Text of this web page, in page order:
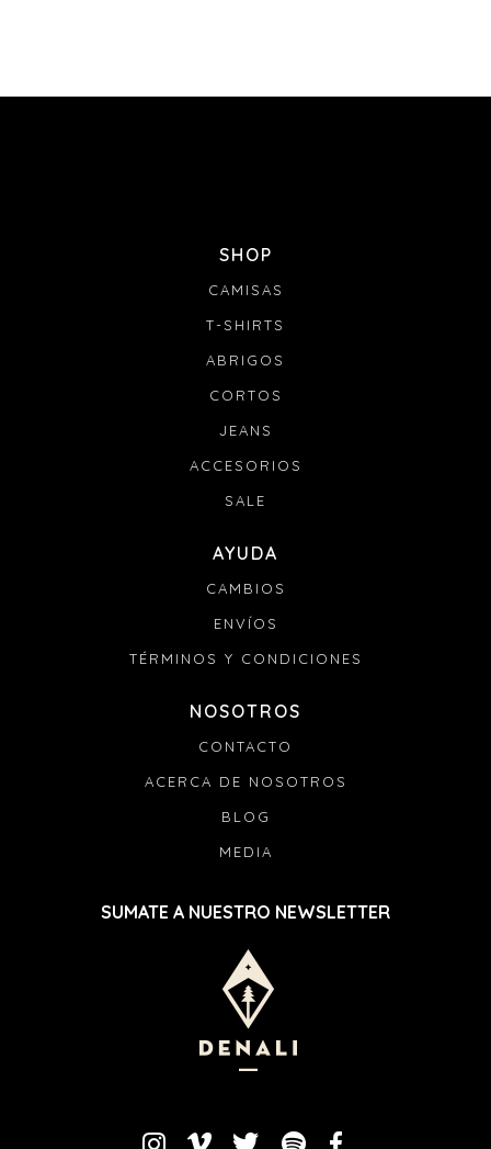
SHOP
CAMISAS
T-SHIRTS
ABRIGOS
CORTOS
JEANS
ACCESORIOS
SALE
AYUDA
CAMBIOS
ENVÍOS
TÉRMINOS Y CONDICIONES
NOSOTROS
CONTACTO
ACERCA DE NOSOTROS
BLOG
MEDIA
SUMATE A NUESTRO NEWSLETTER